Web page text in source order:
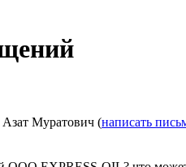
Муратович (написать